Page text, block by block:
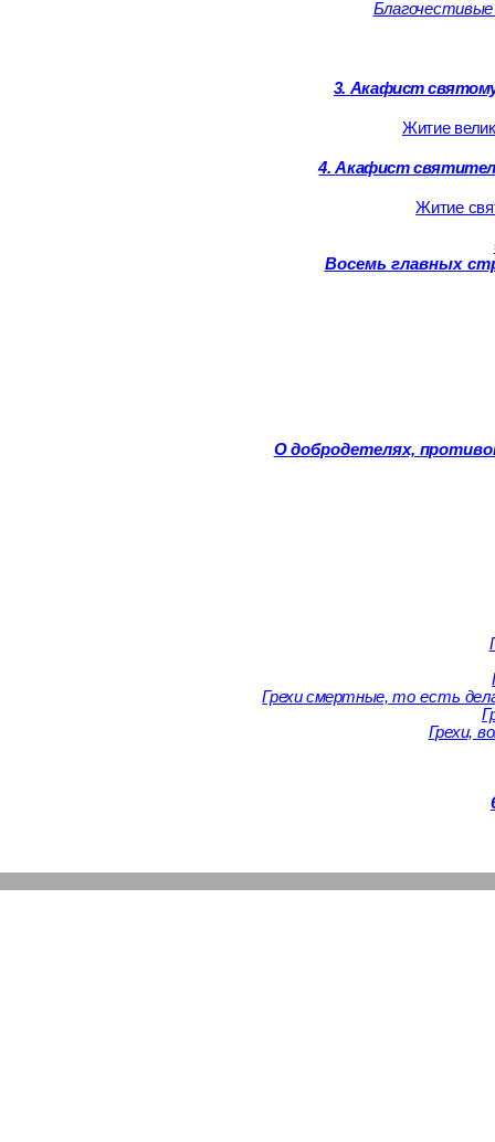
3. Акафист
Житие
4.Акафист
Житие
Восемь главных
О добродетелях,
Грехи смертные,то есть
Грехи,